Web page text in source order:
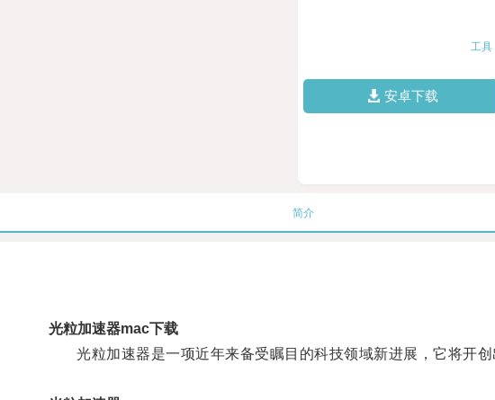
工具
安卓下载
简介
光粒加速器mac下载
光粒加速器是一项近年来备受瞩目的科技领域新进展，它将开创